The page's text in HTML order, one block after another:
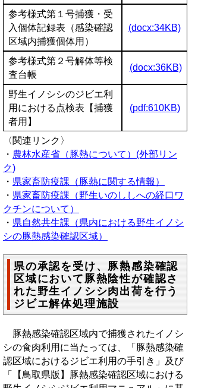
参考様式第１号捕獲・受
入個体記録表（感染確認
区域内捕獲個体用）
(docx:34KB)
参考様式第２号解体等検
査台帳
(docx:36KB)
野生イノシシのジビエ利
用における点検表【捕獲
者用】
(pdf:610KB)
〈関連リンク〉
・ 農林水産省（豚熱について）(外部リン
ク)
・ 県家畜防疫課（豚熱に関する情報）
・ 県家畜防疫課（野生いのししへの経口ワ
クチンについて）
・ 県自然共生課（県内における野生イノシ
シの豚熱感染確認区域）
県の承認を受け、豚熱感染確認
区域において豚熱陰性が確認さ
れた野生イノシシ肉出荷を行う
ジビエ解体処理施設
豚熱感染確認区域内で捕獲されたイノシ
シの食肉利用に当たっては、「豚熱感染確
認区域におけるジビエ利用の手引き」及び
「【鳥取県版】豚熱感染確認区域における